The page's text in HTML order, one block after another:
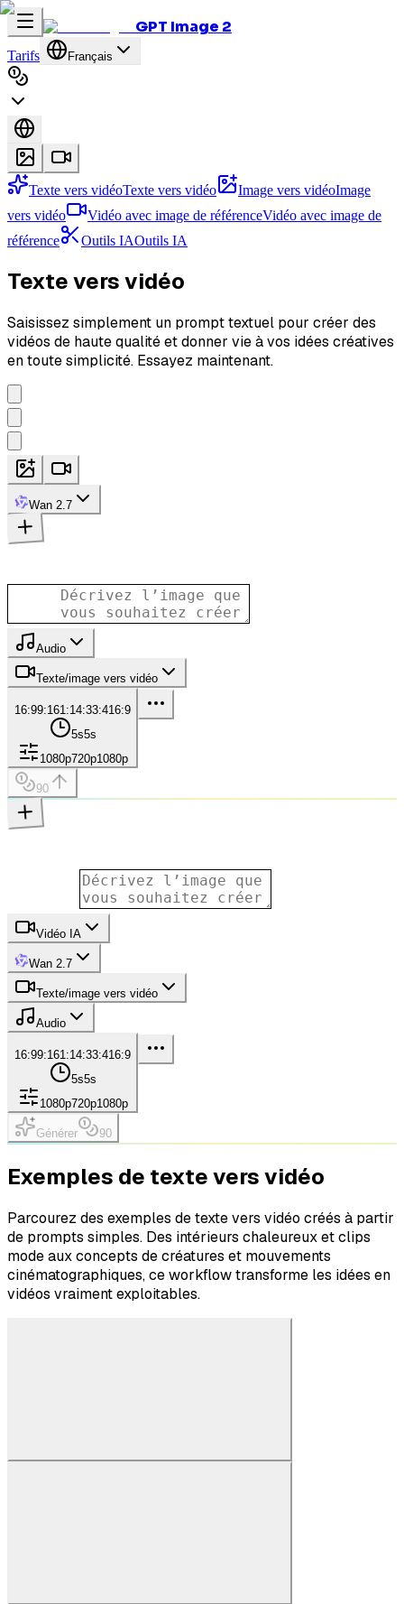
GPT Image 2
Tarifs Français
Texte vers vidéoTexte vers vidéo Image vers vidéoImage
vers vidéo
Vidéo avec image de référenceVidéo avec image de
référence
Outils IAOutils IA
Texte vers vidéo
Saisissez simplement un prompt textuel pour créer des
vidéos de haute qualité et donner vie à vos idées créatives
en toute simplicité. Essayez maintenant.
Wan 2.7
Audio
Texte/image vers vidéo
16:99:161:1 4:33:416:9
5s5s
1080p720p1080p
90
Vidéo IA
Wan 2.7
Texte/image vers vidéo
Audio
16:99:161:1 4:33:416:9
5s5s
1080p720p1080p
Générer 90
Exemples de texte vers vidéo
Parcourez des exemples de texte vers vidéo créés à partir
de prompts simples. Des intérieurs chaleureux et clips
mode aux concepts de créatures et mouvements
cinématographiques, ce workflow transforme les idées en
vidéos vraiment exploitables.